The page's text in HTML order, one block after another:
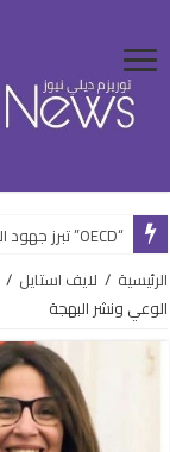
“OECD” تبرز جهود الدولة المصرية في تطوير القطاع السياحي وتحويله رقمياً
الرئيسية / لايف استايل /
الوعي ونشر البهجة